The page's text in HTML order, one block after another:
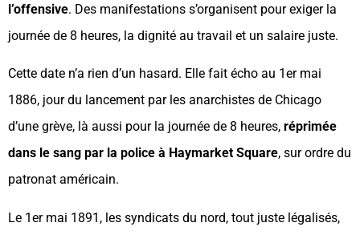
l’offensive. Des manifestations s’organisent pour exiger la
journée de 8 heures, la dignité au travail et un salaire juste.
Cette date n’a rien d’un hasard. Elle fait écho au 1er mai
1886, jour du lancement par les anarchistes de Chicago
d’une grève, là aussi pour la journée de 8 heures, réprimée
dans le sang par la police à Haymarket Square, sur ordre du
patronat américain.
Le 1er mai 1891, les syndicats du nord, tout juste légalisés,